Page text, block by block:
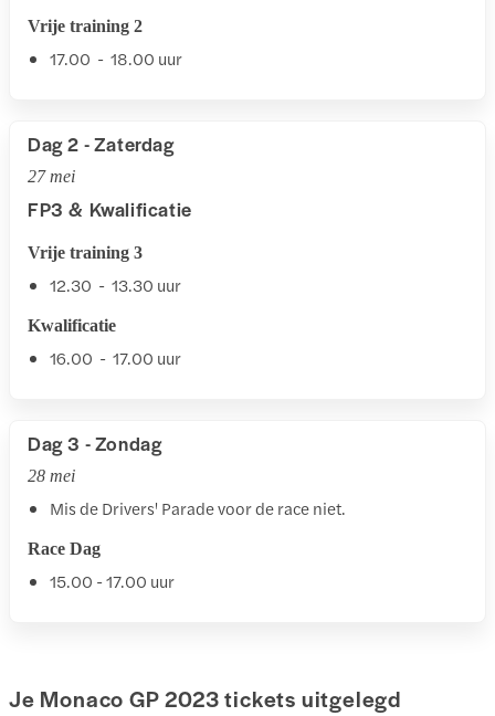
Vrije training 2
17.00 - 18.00 uur
Dag 2 - Zaterdag
27 mei
FP3 & Kwalificatie
Vrije training 3
12.30 - 13.30 uur
Kwalificatie
16.00 - 17.00 uur
Dag 3 - Zondag
28 mei
Mis de Drivers' Parade voor de race niet.
Race Dag
15.00 - 17.00 uur
Je Monaco GP 2023 tickets uitgelegd